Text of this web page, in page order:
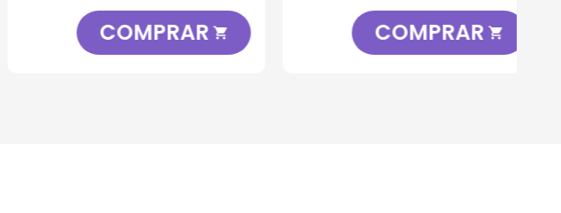
COMPRAR  COMPRAR 